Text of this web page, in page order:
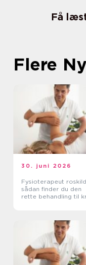
Få
Flere
30. juni 2026
Fysioterapeut
sådan finder du den
rette behandling til